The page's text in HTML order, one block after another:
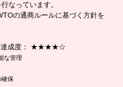
なっています。
の通商ルールに基づく方針を
達成度： ★★★★☆
な管理
確保